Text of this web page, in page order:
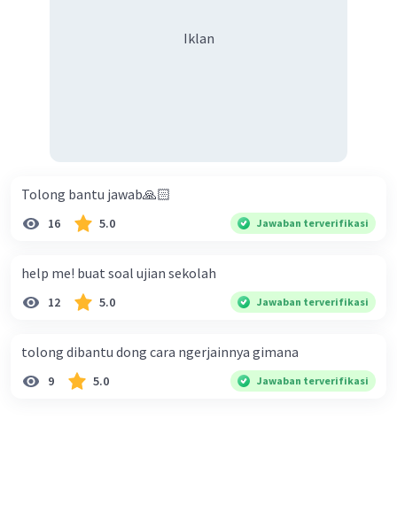
Iklan
Tolong bantu jawab🙏🏻
16 5.0 Jawaban terverifikasi
help me! buat soal ujian sekolah
12 5.0 Jawaban terverifikasi
tolong dibantu dong cara ngerjainnya gimana
9 5.0 Jawaban terverifikasi